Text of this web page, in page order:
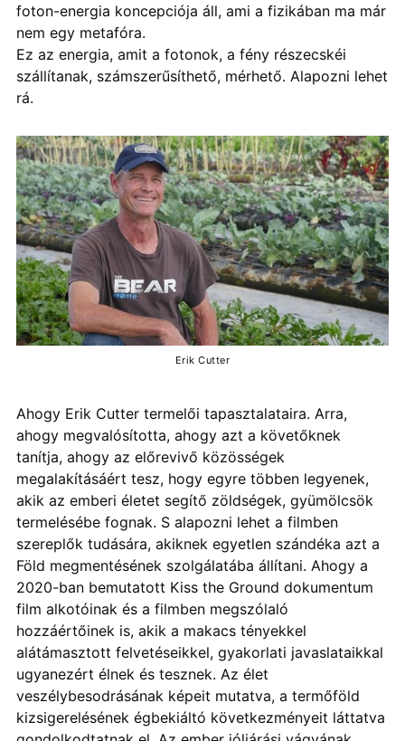
foton-energia koncepciója áll, ami a fizikában ma már
nem egy metafóra.
Ez az energia, amit a fotonok, a fény részecskéi
szállítanak, számszerűsíthető, mérhető. Alapozni lehet
rá.
Erik Cutter
Ahogy Erik Cutter termelői tapasztalataira. Arra,
ahogy megvalósította, ahogy azt a követőknek
tanítja, ahogy az előrevivő közösségek
megalakításáért tesz, hogy egyre többen legyenek,
akik az emberi életet segítő zöldségek, gyümölcsök
termelésébe fognak. S alapozni lehet a filmben
szereplők tudására, akiknek egyetlen szándéka azt a
Föld megmentésének szolgálatába állítani. Ahogy a
2020-ban bemutatott Kiss the Ground dokumentum
film alkotóinak és a filmben megszólaló
hozzáértőinek is, akik a makacs tényekkel
alátámasztott felvetéseikkel, gyakorlati javaslataikkal
ugyanezért élnek és tesznek. Az élet
veszélybesodrásának képeit mutatva, a termőföld
kizsigerelésének égbekiáltó következményeit láttatva